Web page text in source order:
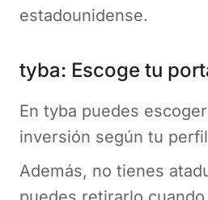
estadounidense.
tyba: Escoge tu
En tyba puedes
inversión según tu
Además, no tienes